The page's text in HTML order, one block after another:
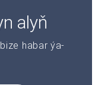
alyň
habar ýa-